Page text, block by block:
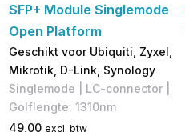
SFP+ Module Singlemode
Open Platform
Geschikt voor Ubiquiti, Zyxel,
Mikrotik, D-Link, Synology
Singlemode | LC-connector |
Golflengte: 1310nm
49,00 excl. btw